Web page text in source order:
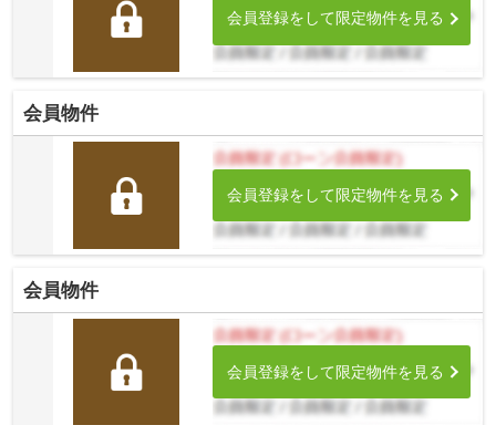
会員登録をして限定物件を見る
会員物件
会員登録をして限定物件を見る
会員物件
会員登録をして限定物件を見る